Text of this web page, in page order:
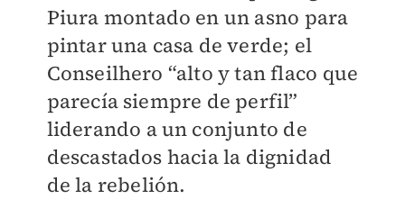
Piura montado en un asno para
pintar una casa de verde; el
Conseilhero “alto y tan flaco que
parecía siempre de perfil”
liderando a un conjunto de
descastados hacia la dignidad
de la rebelión.